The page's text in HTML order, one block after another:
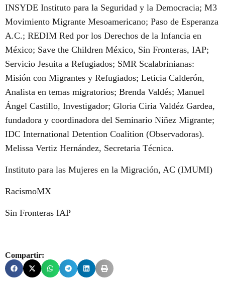
INSYDE Instituto para la Seguridad y la Democracia; M3
Movimiento Migrante Mesoamericano; Paso de Esperanza
A.C.; REDIM Red por los Derechos de la Infancia en
México; Save the Children México, Sin Fronteras, IAP;
Servicio Jesuita a Refugiados; SMR Scalabrinianas:
Misión con Migrantes y Refugiados; Leticia Calderón,
Analista en temas migratorios; Brenda Valdés; Manuel
Ángel Castillo, Investigador; Gloria Ciria Valdéz Gardea,
fundadora y coordinadora del Seminario Niñez Migrante;
IDC International Detention Coalition (Observadoras).
Melissa Vertiz Hernández, Secretaria Técnica.
Instituto para las Mujeres en la Migración, AC (IMUMI)
RacismoMX
Sin Fronteras IAP
Compartir: